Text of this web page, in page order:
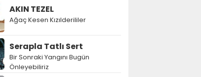
AKIN TEZEL
Ağaç Kesen Kızılderililer
Serapla Tatlı Sert
Bir Sonraki Yangını Bugün
Önleyebiliriz